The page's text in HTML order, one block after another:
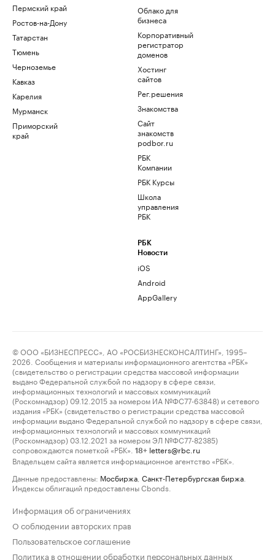
Пермский край
Ростов-на-Дону
Татарстан
Тюмень
Черноземье
Кавказ
Карелия
Мурманск
Приморский
край
Облако для
бизнеса
Корпоративный
регистратор
доменов
Хостинг
сайтов
Рег.решения
Знакомства
Сайт
знакомств
podbor.ru
РБК
Компании
РБК Курсы
Школа
управления
РБК
РБК
Новости
iOS
Android
AppGallery
© ООО «БИЗНЕСПРЕСС», АО «РОСБИЗНЕСКОНСАЛТИНГ», 1995–
2026. Сообщения и материалы информационного агентства «РБК»
(свидетельство о регистрации средства массовой информации
выдано Федеральной службой по надзору в сфере связи,
информационных технологий и массовых коммуникаций
(Роскомнадзор) 09.12.2015 за номером ИА №ФС77-63848) и сетевого
издания «РБК» (свидетельство о регистрации средства массовой
информации выдано Федеральной службой по надзору в сфере связи,
информационных технологий и массовых коммуникаций
(Роскомнадзор) 03.12.2021 за номером ЭЛ №ФС77-82385)
сопровождаются пометкой «РБК».
18+ letters@rbc.ru
Владельцем сайта является информационное агентство «РБК».
Данные предоставлены: Мосбиржа Санкт-Петербургская биржа
Индексы облигаций предоставлены Cbonds.
Информация об ограничениях
О соблюдении авторских прав
Пользовательское соглашение
Политика в отношении обработки персональных данных